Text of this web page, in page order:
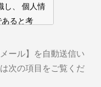
し、 個人情
ると考
得、利
ール】を自動送信い
次の項目をご覧くだ